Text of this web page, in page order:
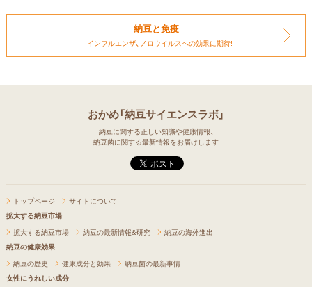
納豆と免疫
インフルエンザ、ノロウイルスへの効果に期待!
おかめ「納豆サイエンスラボ」
納豆に関する正しい知識や健康情報、
納豆菌に関する最新情報をお届けします
トップページ
サイトについて
拡大する納豆市場
拡大する納豆市場
納豆の最新情報&研究
納豆の海外進出
納豆の健康効果
納豆の歴史
健康成分と効果
納豆菌の最新事情
女性にうれしい成分